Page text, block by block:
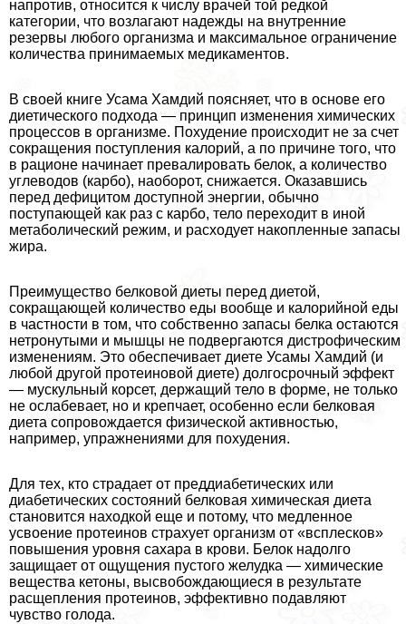
напротив, относится к числу врачей той редкой
категории, что возлагают надежды на внутренние
резервы любого организма и максимальное ограничение
количества принимаемых медикаментов.
В своей книге Усама Хамдий поясняет, что в основе его
диетического подхода — принцип изменения химических
процессов в организме. Похудение происходит не за счет
сокращения поступления калорий, а по причине того, что
в рационе начинает превалировать белок, а количество
углеводов (карбо), наоборот, снижается. Оказавшись
перед дефицитом доступной энергии, обычно
поступающей как раз с карбо, тело переходит в иной
метаболический режим, и расходует накопленные запасы
жира.
Преимущество белковой диеты перед диетой,
сокращающей количество еды вообще и калорийной еды
в частности в том, что собственно запасы белка остаются
нетронутыми и мышцы не подвергаются дистрофическим
изменениям. Это обеспечивает диете Усамы Хамдий (и
любой другой протеиновой диете) долгосрочный эффект
— мускульный корсет, держащий тело в форме, не только
не ослабевает, но и крепчает, особенно если белковая
диета сопровождается физической активностью,
например, упражнениями для похудения.
Для тех, кто страдает от преддиабетических или
диабетических состояний белковая химическая диета
становится находкой еще и потому, что медленное
усвоение протеинов страхует организм от «всплесков»
повышения уровня сахара в крови. Белок надолго
защищает от ощущения пустого желудка — химические
вещества кетоны, высвобождающиеся в результате
расщепления протеинов, эффективно подавляют
чувство голода.